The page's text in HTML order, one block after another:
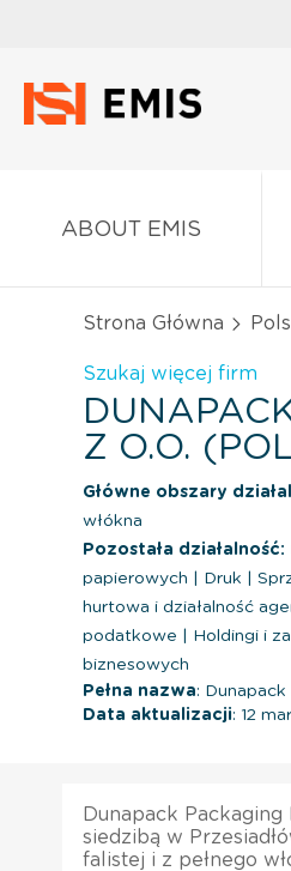
ABOUT EMIS
Strona Główna
Szukaj więcej firm
Z O.O.
Główne obszary
włókna
Pozostała działalność:
papierowych
Druk
hurtowa i działalność
podatkowe
Holdingi i
biznesowych
Pełna nazwa:
Data aktualizacji: 12
Dunapack Packaging
siedzibą w
falistej i z pełnego